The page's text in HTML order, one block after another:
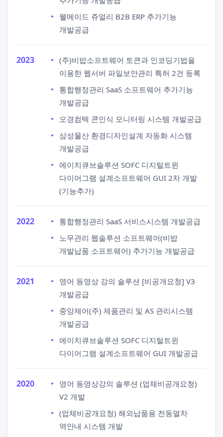
웰메이드 쥬얼리 B2B ERP 추가기능
개발공급
2023
(주)비밥소프트웨어 토큰과 인코딩기법을
이용한 웹서버 파일보안관리 특허 2건 등록
통합행정관리 SaaS 소프트웨어 추가기능
개발공급
오경컴텍 콘인식 모니터링 시스템 개발공급
삼성물산 환경디자인설계 자동화 시스템
개발공급
에이치큐브솔루션 SOFC 디지털트윈
다이어그램 설계소프트웨어 GUI 2차 개발
(기능추가)
2022
통합행정관리 SaaS 서비스시스템 개발공급
노무관리 웹솔루션 소프트웨어(비밥
개발납품 소프트웨어) 추가기능 개발공급
2021
영어 동영상 강의 솔루션 [비공개요청] V3
개발공급
중앙제어(주) 제품관리 및 AS 관리시스템
개발공급
에이치큐브솔루션 SOFC 디지털트윈
다이어그램 설계소프트웨어 GUI 개발공급
2020
영어 동영상강의 솔루션 (업체비공개요청)
V2 개발
(업체비공개요청) 해외납품용 전동열차
역안내 시스템 개발